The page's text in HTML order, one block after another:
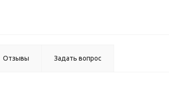
Отзывы Задать вопрос